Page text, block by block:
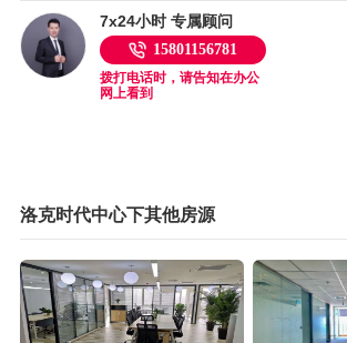
7x24小时 专属顾问
15801156781
拨打电话时，请告知在办公
网上看到
洛克时代中心下其他房源